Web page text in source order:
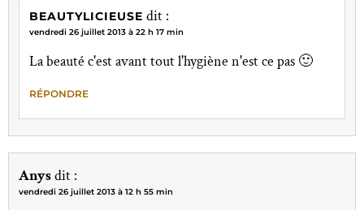
BEAUTYLICIEUSE dit :
vendredi 26 juillet 2013 à 22 h 17 min
La beauté c'est avant tout l'hygiène n'est ce pas 🙂
RÉPONDRE
Anysdit :
vendredi 26 juillet 2013 à 12 h 55 min